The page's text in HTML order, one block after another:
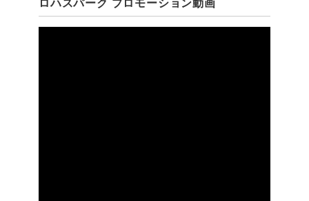
ロハスパーク プロモーション動画